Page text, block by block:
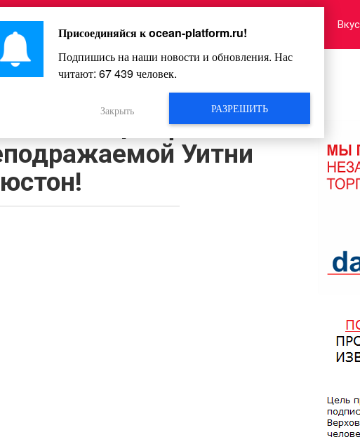
Главная
поющий фонтан в
Уитни
Присоединяйся кocean-platform.ru!
Подпишись на наши новости и обновления. Нас
читают: 67 441человек.
РАЗРЕШИТЬ
Закрыть